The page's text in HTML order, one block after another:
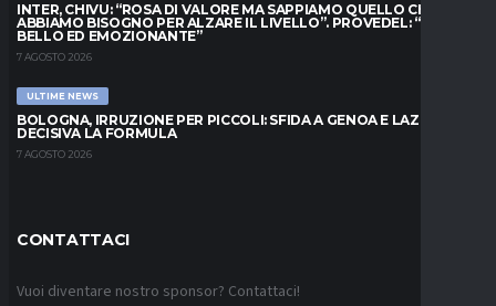
INTER, CHIVU: “ROSA DI VALORE MA SAPPIAMO QUELLO CHE
ABBIAMO BISOGNO PER ALZARE IL LIVELLO”. PROVEDEL: “MESE
BELLO ED EMOZIONANTE”
7 AGOSTO 2026
ULTIME NEWS
BOLOGNA, IRRUZIONE PER PICCOLI: SFIDA A GENOA E LAZIO,
DECISIVA LA FORMULA
7 AGOSTO 2026
CONTATTACI
Vuoi diventare nostro sponsor? Contattaci!